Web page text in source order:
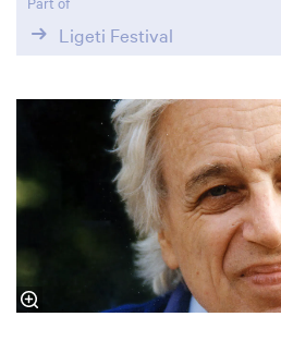
Ligeti Festival